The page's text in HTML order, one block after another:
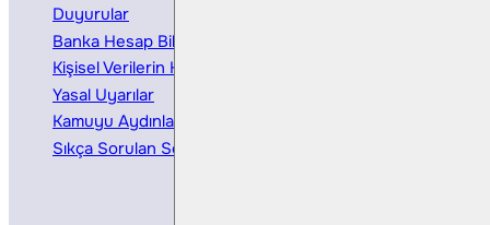
Duyurular
Banka Hesap Bilgileri
Kişisel Verilerin Korunması
Yasal Uyarılar
Kamuyu Aydınlatma
Sıkça Sorulan Sorular